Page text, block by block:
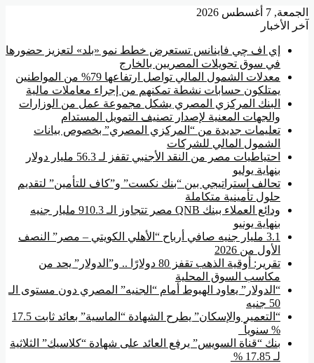
الجمعة, 7 أغسطس 2026
آخر الأخبار
إي اف چي فاينانس تستعرض خطط نمو «بلد» لتعزيز حضورها
في سوق تحويلات المصريين بالخارج
معدلات الشمول المالي تواصل ارتفاعها 79% من المواطنين
يمتلكون حسابات نشطة تمكنهم من إجراء معاملات مالية
البنك المركزي المصري يشكل مجموعة عمل من الوزارات
والجهات المعنية لإصدار تصنيف التمويل المستدام
تعليمات جديدة من “المركزي المصري” بخصوص بيانات
الشمول المالي للشركات
احتياطيات مصر من النقد الأجنبي تقفز لـ 56.3 مليار دولار
بنهاية يوليو
تحالف استراتيجي بين “بنك نكست” و”كاف للتأمين” لتقديم
حلول تأمينية متكاملة
ودائع العملاء ببنك QNB مصر تتجاوز الـ 910.3 مليار جنيه
بنهاية يونيو
3.1 مليار جنيه صافي أرباح “الأهلي الكويتي – مصر” النصف
الأول من 2026
تقرير: أوقية الذهب تقفز 80 دولارًا .. و”الدولار” يحد من
مكاسب السوق المحلية
“الدولار” يعاود الهبوط أمام “الجنيه” المصري دون مستوى الـ
50 جنيه
“التعمير والإسكان” يطرح الشهادة “الماسية” بعائد ثابت 17.5
% سنوياً
بنك “قناة السويس” يرفع العائد على شهادة “كلاسيك” الثلاثية
لـ 17.85 %